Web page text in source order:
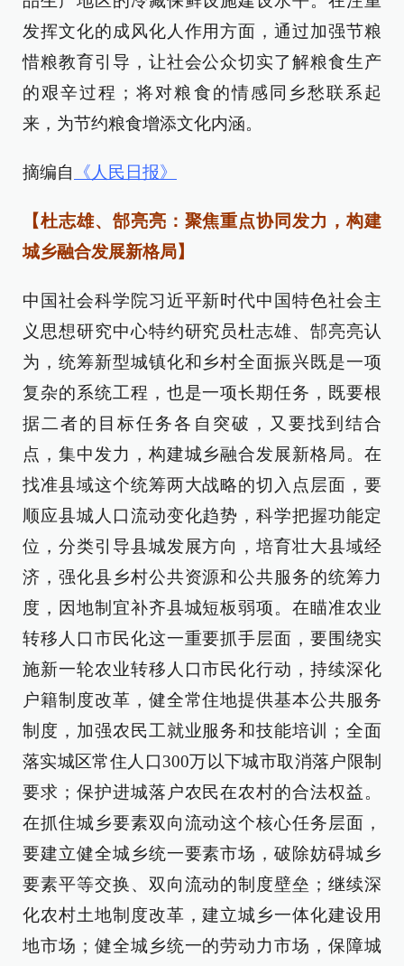
发挥文化的成风化人作用方面，通过加强节粮
惜粮教育引导，让社会公众切实了解粮食生产
的艰辛过程；将对粮食的情感同乡愁联系起
来，为节约粮食增添文化内涵。
摘编自 《人民日报》
【杜志雄、郜亮亮：聚焦重点协同发力，构建
城乡融合发展新格局】
中国社会科学院习近平新时代中国特色社会主
义思想研究中心特约研究员杜志雄、郜亮亮认
为，统筹新型城镇化和乡村全面振兴既是一项
复杂的系统工程，也是一项长期任务，既要根
据二者的目标任务各自突破，又要找到结合
点，集中发力，构建城乡融合发展新格局。在
找准县域这个统筹两大战略的切入点层面，要
顺应县城人口流动变化趋势，科学把握功能定
位，分类引导县城发展方向，培育壮大县域经
济，强化县乡村公共资源和公共服务的统筹力
度，因地制宜补齐县城短板弱项。在瞄准农业
转移人口市民化这一重要抓手层面，要围绕实
施新一轮农业转移人口市民化行动，持续深化
户籍制度改革，健全常住地提供基本公共服务
制度，加强农民工就业服务和技能培训；全面
落实城区常住人口300万以下城市取消落户限制
要求；保护进城落户农民在农村的合法权益。
在抓住城乡要素双向流动这个核心任务层面，
要建立健全城乡统一要素市场，破除妨碍城乡
要素平等交换、双向流动的制度壁垒；继续深
化农村土地制度改革，建立城乡一体化建设用
地市场；健全城乡统一的劳动力市场，保障城